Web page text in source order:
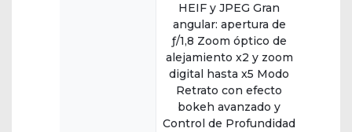
HEIF y JPEG Gran
angular: apertura de
ƒ/1,8 Zoom óptico de
alejamiento x2 y zoom
digital hasta x5 Modo
Retrato con efecto
bokeh avanzado y
Control de Profundidad